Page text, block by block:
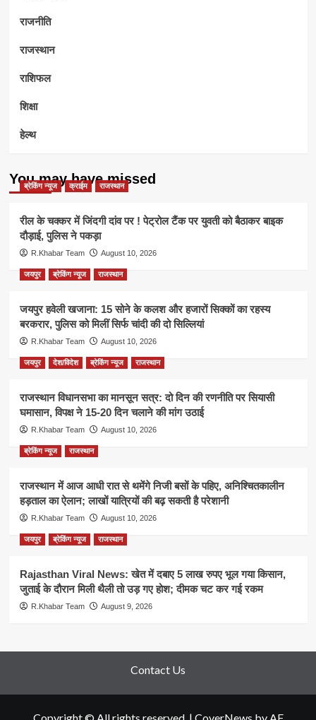
राजनीति
राजस्थान
राशिफल
शिक्षा
हेल्थ
You may have missed
ब्रेकिंग न्यूज क्राईम राजस्थान
रील के चक्कर में जिंदगी दांव पर ! पेट्रोल टैंक पर युवती को बैठाकर बाइक
दौड़ाई, पुलिस ने पकड़ा
R.Khabar Team August 10, 2026
जयपुर ब्रेकिंग न्यूज राजस्थान
जयपुर हवेली खजाना: 15 सोने के कलश और हजारों सिक्कों का रहस्य
बरकरार, पुलिस को मिलीं सिर्फ चांदी की दो सिल्लियां
R.Khabar Team August 10, 2026
जयपुर देश/विदेश ब्रेकिंग न्यूज राजस्थान
राजस्थान विधानसभा का मानसून सत्र: दो दिन की रणनीति पर सियासी
घमासान, विपक्ष ने 15-20 दिन चलाने की मांग उठाई
R.Khabar Team August 10, 2026
ब्रेकिंग न्यूज राजस्थान
राजस्थान में आज आधी रात से थमेंगे निजी बसों के पहिए, अनिश्चितकालीन
हड़ताल का ऐलान; लाखों यात्रियों की बढ़ सकती है परेशानी
R.Khabar Team August 10, 2026
जयपुर ब्रेकिंग न्यूज राजस्थान
Rajasthan Viral News: खेत में दबाए 5 लाख रुपए भूल गया किसान,
जुताई के दौरान मिली थैली तो उड़ गए होश; दीमक चट कर गई रकम
R.Khabar Team August 9, 2026
Contact Us